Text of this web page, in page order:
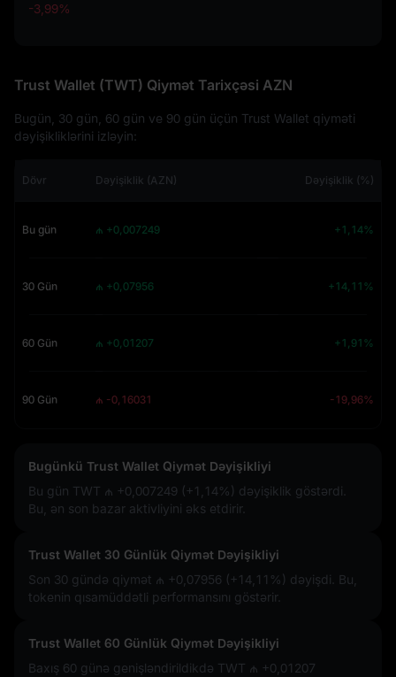
-3,99%
Trust Wallet (TWT) Qiymət Tarixçəsi AZN
Bugün, 30 gün, 60 gün ve 90 gün üçün Trust Wallet qiyməti
dəyişikliklərini izləyin:
Dövr Dəyişiklik (AZN) Dəyişiklik (%)
Bu gün ₼ +0,007249 +1,14%
30 Gün ₼ +0,07956 +14,11%
60 Gün ₼ +0,01207 +1,91%
90 Gün ₼ -0,16031 -19,96%
Bugünkü Trust Wallet Qiymət Dəyişikliyi
Bu gün TWT ₼ +0,007249 (+1,14%) dəyişiklik göstərdi.
Bu, ən son bazar aktivliyini əks etdirir.
Trust Wallet 30 Günlük Qiymət Dəyişikliyi
Son 30 gündə qiymət ₼ +0,07956 (+14,11%) dəyişdi. Bu,
tokenin qısamüddətli performansını göstərir.
Trust Wallet 60 Günlük Qiymət Dəyişikliyi
Baxış 60 günə genişləndirildikdə TWT ₼ +0,01207